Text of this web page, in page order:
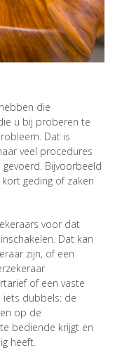
die
u bij proberen te
Dat is
veel procedures
Bijvoorbeeld
geding of zaken
voor dat
Dat kan
zijn, of een
of een vaste
iets dubbels: de
op de
bediende krijgt en
heeft.